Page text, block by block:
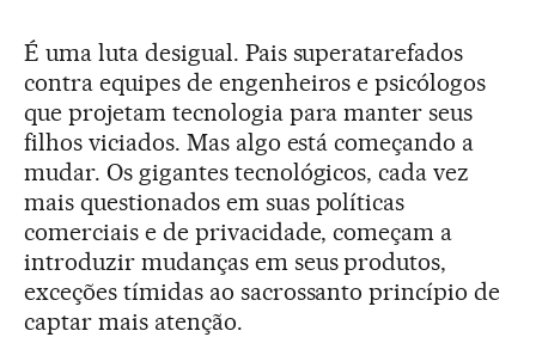
É uma luta desigual. Pais superatarefados
contra equipes de engenheiros e psicólogos
que projetam tecnologia para manter seus
filhos viciados. Mas algo está começando a
mudar. Os gigantes tecnológicos, cada vez
mais questionados em suas políticas
comerciais e de privacidade, começam a
introduzir mudanças em seus produtos,
exceções tímidas ao sacrossanto princípio de
captar mais atenção.